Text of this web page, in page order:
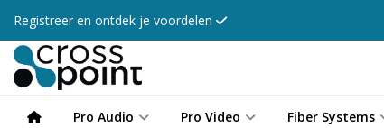
Registreer en ontdek je voordelen
Pro Audio Pro Video Fiber Systems